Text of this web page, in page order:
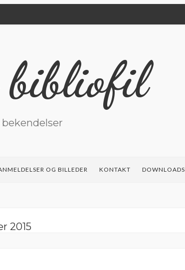
OG BILLEDER KONTAKT DOWNLOADS
2015